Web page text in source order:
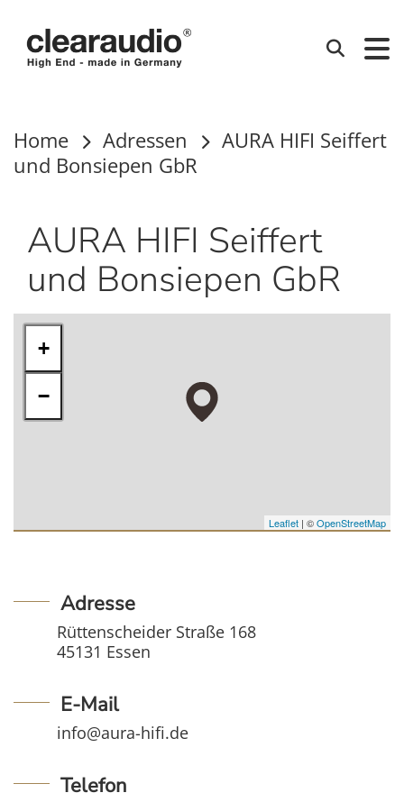
Suchen
Home Adressen
AURA HIFI Seiffert
und Bonsiepen GbR
AURA HIFI Seiffert
und Bonsiepen GbR
+
−
Leaflet | ©OpenStreetMap
Adresse
Rüttenscheider Straße 168
45131 Essen
E-Mail
info@aura-hifi.de
Telefon